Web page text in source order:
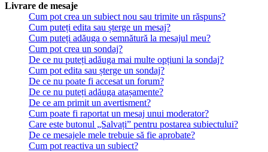
Livrare de mesaje
Cum pot crea un subiect nou sau trimite un răspuns?
Cum puteți edita sau șterge un mesaj?
Cum puteți adăuga o semnătură la mesajul meu?
Cum pot crea un sondaj?
De ce nu puteți adăuga mai multe opțiuni la sondaj?
Cum pot edita sau șterge un sondaj?
De ce nu poate fi accesat un forum?
De ce nu puteți adăuga atașamente?
De ce am primit un avertisment?
Cum poate fi raportat un mesaj unui moderator?
Care este butonul „Salvați” pentru postarea subiectului?
De ce mesajele mele trebuie să fie aprobate?
Cum pot reactiva un subiect?